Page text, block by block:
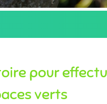
pour
verts